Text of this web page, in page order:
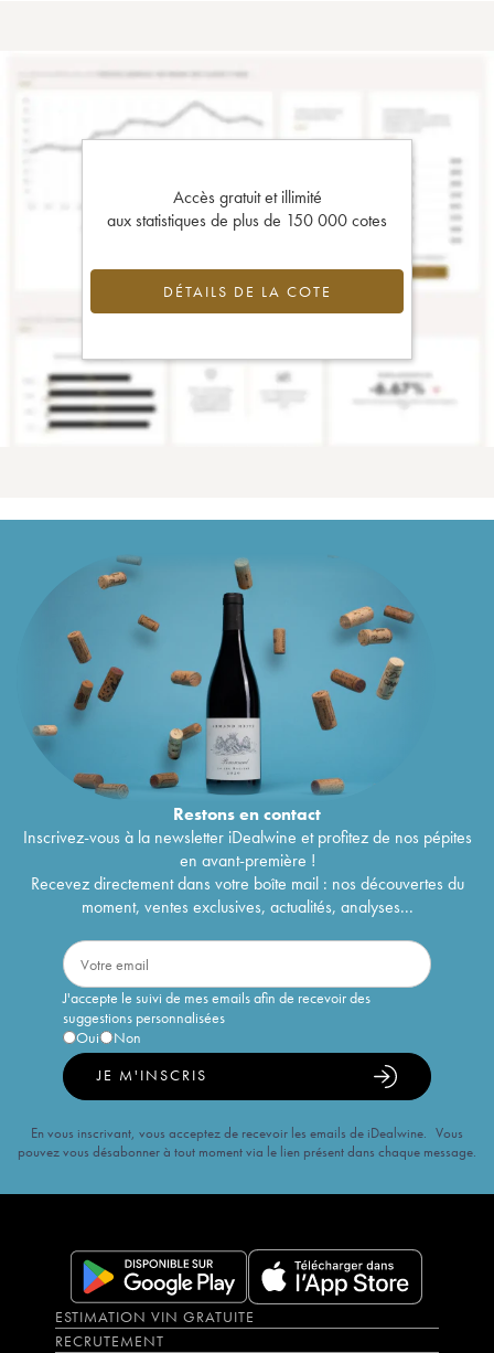
Accès gratuit et illimité
aux statistiques de plus de 150 000 cotes
DÉTAILS DE LA COTE
Restons encontact
Inscrivez-vous à la newsletter iDealwine et profitez de nos pépites
en avant-première !
Recevez directement dans votre boîte mail : nos découvertes du
moment, ventes exclusives, actualités, analyses...
J'accepte le suivi de mes emails afin de recevoir des
suggestions personnalisées
Oui
Non
JE M'INSCRIS
En vous inscrivant, vous acceptez de recevoir les emails de iDealwine. Vous
pouvez vous désabonner à tout moment via le lien présent dans chaque message.
ESTIMATION VIN GRATUITE
RECRUTEMENT